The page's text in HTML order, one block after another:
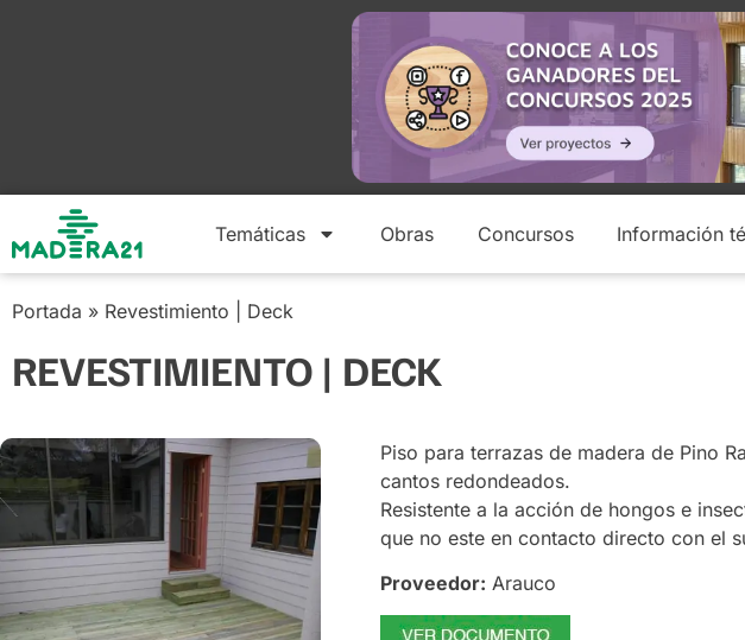
Temáticas Obras Concursos Información
Portada » Revestimiento | Deck
REVESTIMIENTO | DECK
Piso para terrazas de madera de Pino
cantos redondeados.
Resistente a la acción de hongos e
que no este en contacto directo con el
Proveedor: Arauco